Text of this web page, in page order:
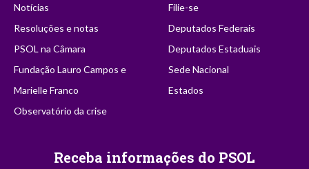
Notícias
Resoluções e notas
PSOL na Câmara
Fundação Lauro Campos e
Marielle Franco
Observatório da crise
Filie-se
Deputados Federais
Deputados Estaduais
Sede Nacional
Estados
Receba informações do PSOL